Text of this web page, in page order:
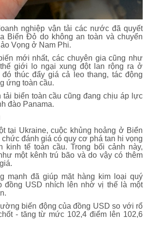
nghiệp vận tải các nước đã quyết
Biển Đỏ do không an toàn và chuyển
Vọng ở Nam Phi.
mới nhất, các chuyên gia cũng như
giới lo ngại xung đột lan rộng ra ở
thúc đẩy giá cả leo thang, tác động
ứng toàn cầu.
tải biển toàn cầu cũng đang chịu áp lực
đào Panama.
tại Ukraine, cuộc khủng hoảng ở Biển
đánh giá có quy cơ phá tan hi vọng
kinh tế toàn cầu. Trong bối cảnh này,
một kênh trú bão và do vậy có thêm
mạnh đã giúp mặt hàng kim loại quý
đồng USD nhích lên nhờ vị thế là một
biến động của đồng USD so với rổ
- tăng từ mức 102,4 điểm lên 102,6